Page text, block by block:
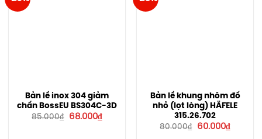
Bản lề inox 304 giảm
chấn BossEU BS304C-3D
85.000₫
Giá
68.000₫Giá
Bản lề khung nhôm đố
nhỏ (lọt lòng) HÄFELE
315.26.702
80.000₫
Giá
60.000₫Giá